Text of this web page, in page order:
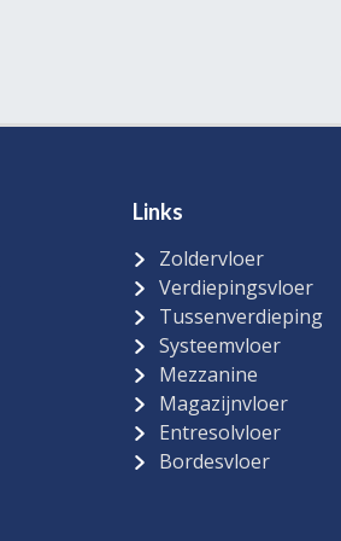
Links
Zoldervloer
Verdiepingsvloer
Tussenverdieping
Systeemvloer
Mezzanine
Magazijnvloer
Entresolvloer
Bordesvloer